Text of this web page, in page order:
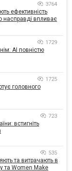
3764
ефективність
насправді впливає
1729
AI повністю
1725
головного
723
встигніть
535
та витрачають в
та Women Make